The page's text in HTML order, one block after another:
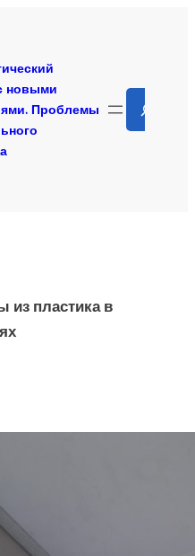
новыми
Проблемы
из пластика в